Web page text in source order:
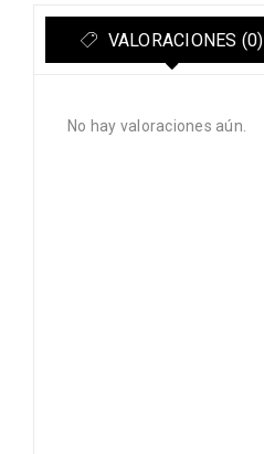
VALORACIONES (0)
No hay valoraciones aún.